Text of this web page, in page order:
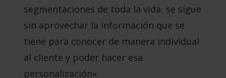
segmentaciones de toda la vida, se sigue
sin aprovechar la información que se
tiene para conocer de manera individual
al cliente y poder hacer esa
personalización».